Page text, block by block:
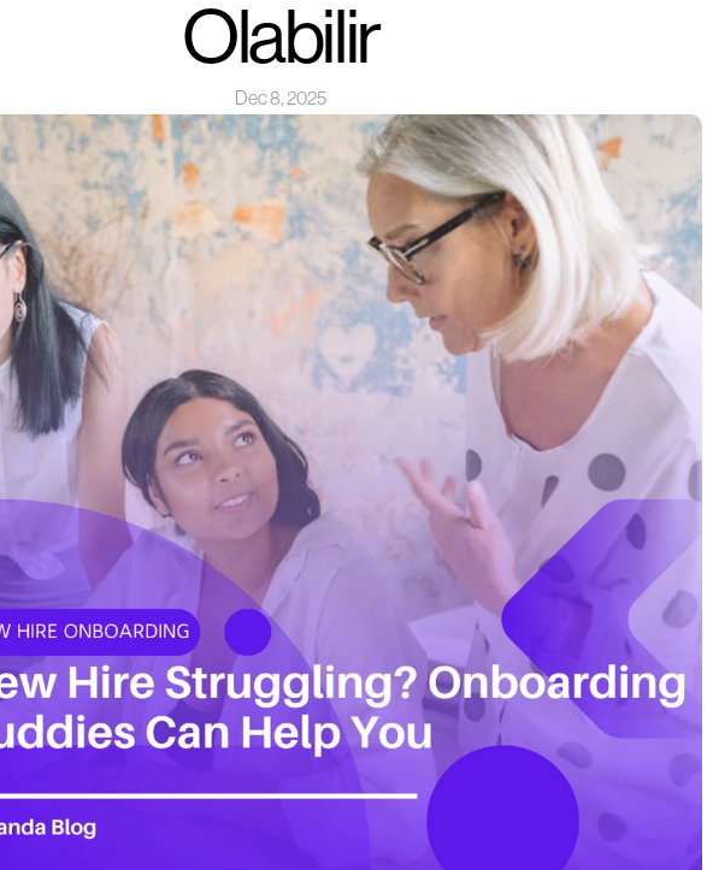
Olabilir
Dec 8, 2025